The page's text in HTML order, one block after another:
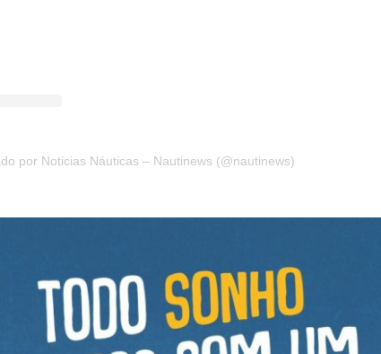
por Noticias Náuticas – Nautinews (@nautinews)